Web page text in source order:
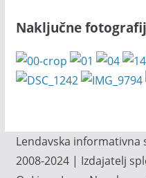
Naključne
Lendavska informativna
2008-2024 | Izdajatelj